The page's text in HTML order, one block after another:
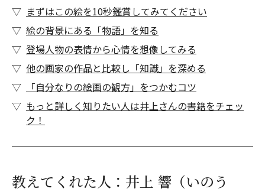
まずはこの絵を10秒鑑賞してみてください
絵の背景にある「物語」を知る
登場人物の表情から心情を想像してみる
他の画家の作品と比較し「知識」を深める
「自分なりの絵画の観方」をつかむコツ
もっと詳しく知りたい人は井上さんの書籍をチェッ
ク！
教えてくれた人：井上 響（いのう